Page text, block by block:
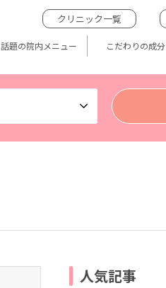
クリニック一覧
話題の院内メニュー こだわりの成分
人気記事